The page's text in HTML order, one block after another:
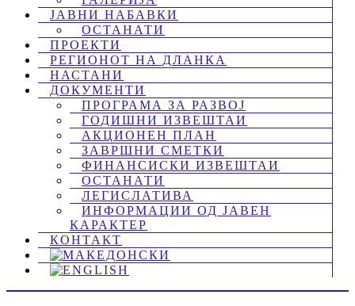
ЈАВНИ НАБАВКИ
ОСТАНАТИ
ПРОЕКТИ
РЕГИОНОТ НА ДЛАНКА
НАСТАНИ
ДОКУМЕНТИ
ПРОГРАМА ЗА РАЗВОЈ
ГОДИШНИ ИЗВЕШТАИ
АКЦИОНЕН ПЛАН
ЗАВРШНИ СМЕТКИ
ФИНАНСИСКИ ИЗВЕШТАИ
ОСТАНАТИ
ЛЕГИСЛАТИВА
ИНФОРМАЦИИ ОД ЈАВЕН
КАРАКТЕР
КОНТАКТ